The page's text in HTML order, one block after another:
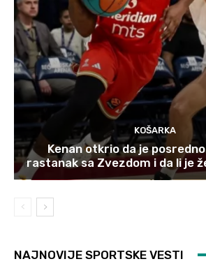
KOŠARKA
Kenan otkrio da je
rastanak sa Zvezdom i da li je
NAJNOVIJE SPORTSKE VESTI